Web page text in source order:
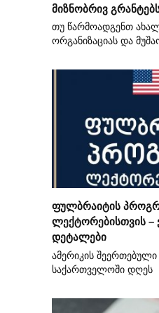
მიზნობრივ
თუ წარმოადგენთ
ორგანიზაციას და
ფულბრაიტის
ლექტორებისთვის –
დეტალები
ამერიკის
საქართველოში დღეს